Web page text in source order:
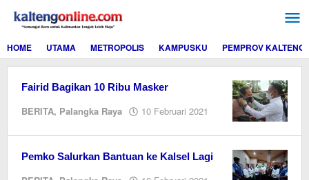
konten
HOME
UTAMA METROPOLIS KAMPUSKU PEMPROV KALTENG
Fairid Bagikan 10 Ribu Masker
BERITA, Palangka Raya 10 Februari 2021
oleh
Pemko Salurkan Bantuan ke Kalsel Lagi